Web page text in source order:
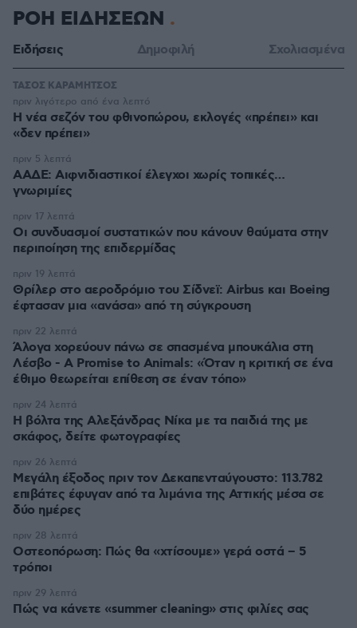
ΡΟΗ ΕΙΔΗΣΕΩΝ
Ειδήσεις Δημοφιλή Σχολιασμένα
ΤΑΣΟΣ ΚΑΡΑΜΗΤΣΟΣ
Η νέα σεζόν του φθινοπώρου, εκλογές «πρέπει» και
«δεν πρέπει»
πριν λιγότερο από ένα λεπτό
ΑΑΔΕ: Αιφνιδιαστικοί έλεγχοι χωρίς τοπικές…
γνωριμίες
πριν 5 λεπτά
Οι συνδυασμοί συστατικών που κάνουν θαύματα στην
περιποίηση της επιδερμίδας
πριν 17 λεπτά
Θρίλερ στο αεροδρόμιο του Σίδνεϊ: Airbus και Boeing
έφτασαν μια «ανάσα» από τη σύγκρουση
πριν 19 λεπτά
Άλογα χορεύουν πάνω σε σπασμένα μπουκάλια στη
Λέσβο - A Promise to Animals: «Όταν η κριτική σε ένα
έθιμο θεωρείται επίθεση σε έναν τόπο»
πριν 22 λεπτά
Η βόλτα της Αλεξάνδρας Νίκα με τα παιδιά της με
σκάφος, δείτε φωτογραφίες
πριν 24 λεπτά
Μεγάλη έξοδος πριν τον Δεκαπενταύγουστο: 113.782
επιβάτες έφυγαν από τα λιμάνια της Αττικής μέσα σε
δύο ημέρες
πριν 26 λεπτά
Οστεοπόρωση: Πώς θα «χτίσουμε» γερά οστά – 5
τρόποι
πριν 28 λεπτά
Πώς να κάνετε «summer cleaning» στις φιλίες σας
πριν 29 λεπτά